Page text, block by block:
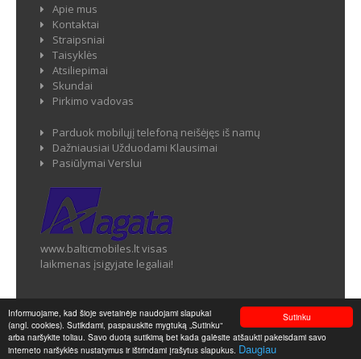
Sutinku
Informuojame, kad šioje svetainėje naudojami slapukai
(angl. cookies). Sutikdami, paspauskite mygtuką „Sutinku“
arba naršykite toliau. Savo duotą sutikimą bet kada galėsite atšaukti pakeisdami savo
interneto naršyklės nustatymus ir ištrindami įrašytus slapukus. Daugiau
Apie mus
Kontaktai
Straipsniai
Taisyklės
Atsiliepimai
Skundai
Pirkimo vadovas
Parduok mobilųjį telefoną neišėjęs iš namų
Dažniausiai Užduodami Klausimai
Pasiūlymai Verslui
www.balticmobiles.lt visas
laikmenas įsigyjate legaliai!
Balticmobiles.lt - Mobiliųjų telefonų ir jų priedų parduotuvė ©
2026